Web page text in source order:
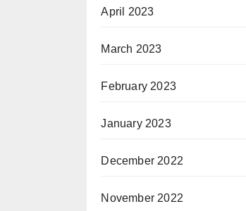
April 2023
March 2023
February 2023
January 2023
December 2022
November 2022